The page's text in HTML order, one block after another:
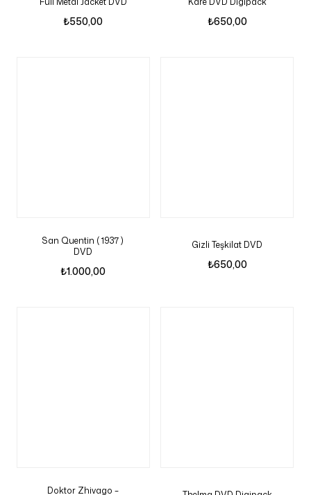
₺550,00 ₺650,00
San Quentin ( 1937 )
DVD
₺1.000,00
Gizli Teşkilat DVD
₺650,00
Doktor Zhivago –